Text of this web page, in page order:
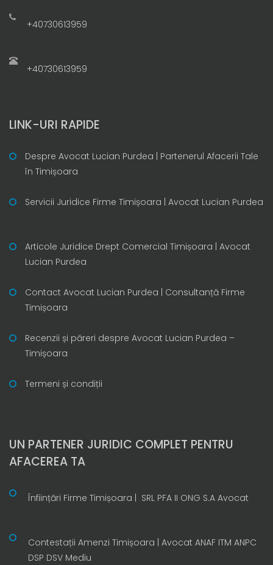
+40730613959
+40730613959
LINK-URI RAPIDE
Despre Avocat Lucian Purdea | Partenerul Afacerii Tale
în Timișoara
Servicii Juridice Firme Timișoara | Avocat Lucian Purdea
Articole Juridice Drept Comercial Timișoara | Avocat
Lucian Purdea
Contact Avocat Lucian Purdea | Consultanță Firme
Timișoara
Recenzii și păreri despre Avocat Lucian Purdea –
Timișoara
Termeni și condiții
UN PARTENER JURIDIC COMPLET PENTRU
AFACEREA TA
Înființări Firme Timișoara | SRL PFA II ONG S.A Avocat
Contestații Amenzi Timișoara | Avocat ANAF ITM ANPC
DSP DSV Mediu